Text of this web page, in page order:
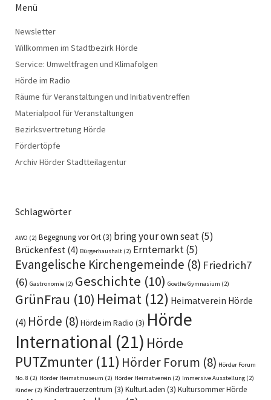
Menü
Newsletter
Willkommen im Stadtbezirk Hörde
Service: Umweltfragen und Klimafolgen
Hörde im Radio
Räume für Veranstaltungen und Initiativentreffen
Materialpool für Veranstaltungen
Bezirksvertretung Hörde
Fördertöpfe
Archiv Hörder Stadtteilagentur
Schlagwörter
AWO (2) Begegnung vor Ort(3) bring your own seat(5)
Brückenfest (4) Bürgerhaushalt (2) Erntemarkt(5)
Evangelische Kirchengemeinde (8) Friedrich7
(6) Gastronomie (2) Geschichte (10) Goethe Gymnasium (2)
GrünFrau (10) Heimat (12) Heimatverein Hörde
(4) Hörde (8) Hörde im Radio (3) Hörde
International (21) Hörde
PUTZmunter(11) Hörder Forum (8) Hörder Forum
No. 8 (2) Hörder Heimatmuseum (2) Hörder Heimatverein (2) Immersive Ausstellung (2)
Kinder (2) Kindertrauerzentrum (3) KulturLaden (3) Kultursommer Hörde